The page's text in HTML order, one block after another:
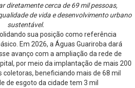
diretamente cerca de 69 mil pessoas,
de vida e desenvolvimento urbano
sustentável.
sua posição como referência
Em 2026, a Águas Guariroba dará
avanço com a ampliação da rede de
por meio da implantação de mais 200
beneficiando mais de 68 mil
de esgoto da cidade tem 3 mil